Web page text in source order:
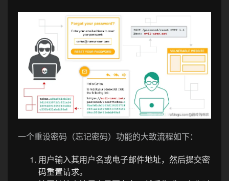
一个重设密码（忘记密码）功能的大致流程如下：
用户输入其用户名或电子邮件地址，然后提交密
码重置请求。